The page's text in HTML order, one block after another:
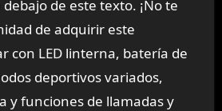
de este texto. ¡No te
de adquirir este
con LED linterna, batería de
deportivos variados,
y funciones de llamadas y